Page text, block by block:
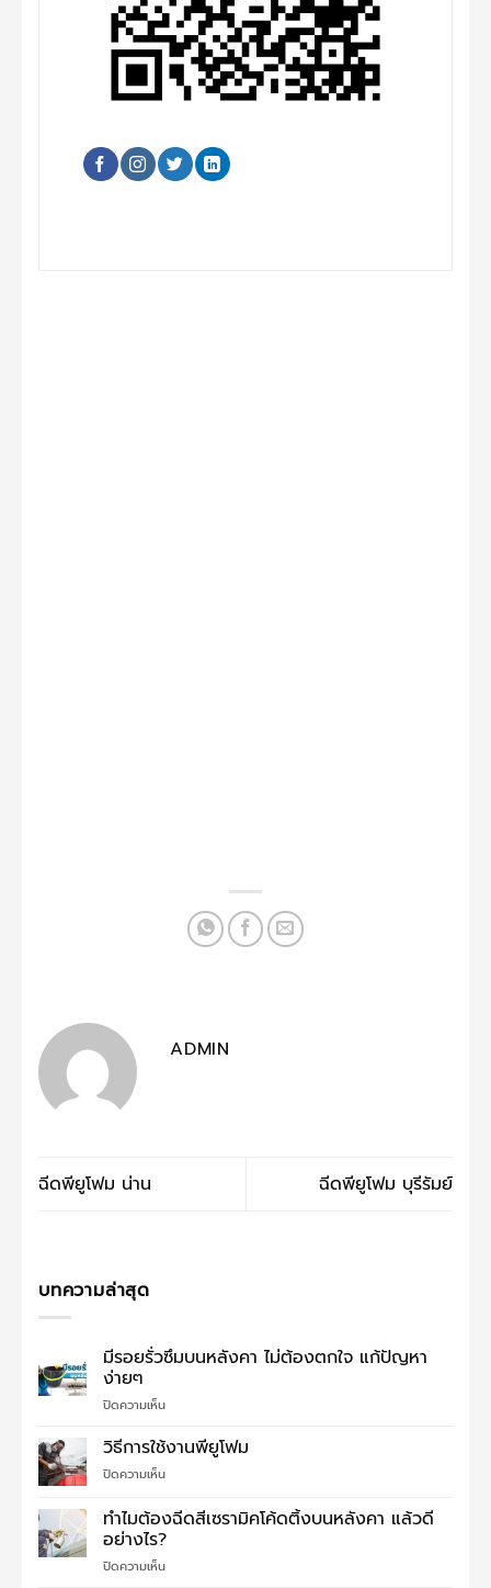
ADMIN
ฉีดพียูโฟม น่าน ฉีดพียูโฟม บุรีรัมย์
บทความล่าสุด
มีรอยรั่วซึมบนหลังคา ไม่ต้องตกใจ แก้ปัญหา
ง่ายๆ
ปิดความเห็นบน
รอย
ซึม
หลังคา
ไม่
ตกใจ
วิธีการใช้งานพียูโฟม
ปิดความเห็นบน
การ
ใช้
พี
ทำไมต้องฉีดสีเซรามิคโค้ดติ้งบนหลังคา แล้วดี
อย่างไร?
ปิดความเห็นบน